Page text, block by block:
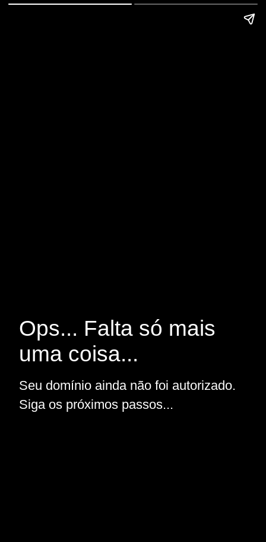
Ops... Falta só mais
uma coisa...
Seu domínio ainda não foi autorizado.
Siga os próximos passos...